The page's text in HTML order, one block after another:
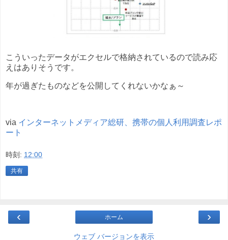
こういったデータがエクセルで格納されているので読み応
えはありそうです。
年が過ぎたものなどを公開してくれないかなぁ～
via インターネットメディア総研、携帯の個人利用調査レポ
ート
時刻: 12:00
共有
‹ ›
ホーム
ウェブ バージョンを表示